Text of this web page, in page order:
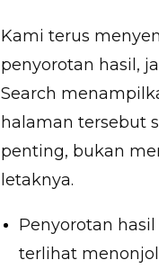
Kami terus
penyorotan hasil,
Search
halaman tersebut
penting, bukan
letaknya.
Penyorotan
terlihat